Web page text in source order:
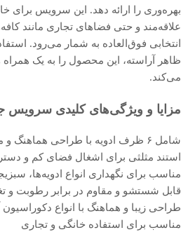
بهره‌وری را ارائه دهد. این سرویس برای
علاقه‌مند و حتی فضاهای تجاری مانند
انتخابی فوق‌العاده به شمار می‌رود.
ظاهر آراسته، این محصول را به یک
می‌کند.
مزایا و ویژگی‌های کلیدی سرویس
شامل ۶ ظرف ادویه با طراحی هماهنگ و مدرن
استند مثلثی برای اشغال فضای کم و
مناسب برای نگهداری انواع ادویه‌ها،
قابل شستشو و مقاوم در برابر رطوبت و
طراحی زیبا و هماهنگ با انواع دکوراسیون
مناسب برای استفاده خانگی و تجاری